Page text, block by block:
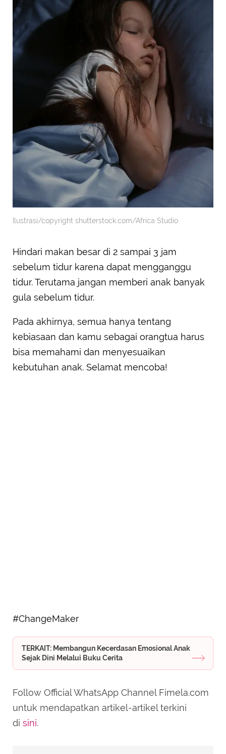
Ilustrasi/copyright shutterstock.com/Africa Studio
Hindari makan besar di 2 sampai 3 jam
sebelum tidur karena dapat mengganggu
tidur. Terutama jangan memberi anak banyak
gula sebelum tidur.
Pada akhirnya, semua hanya tentang
kebiasaan dan kamu sebagai orangtua harus
bisa memahami dan menyesuaikan
kebutuhan anak. Selamat mencoba!
#ChangeMaker
TERKAIT: Membangun Kecerdasan Emosional Anak
Sejak Dini Melalui Buku Cerita
Follow Official WhatsApp Channel Fimela.com
untuk mendapatkan artikel-artikel terkini
di sini.